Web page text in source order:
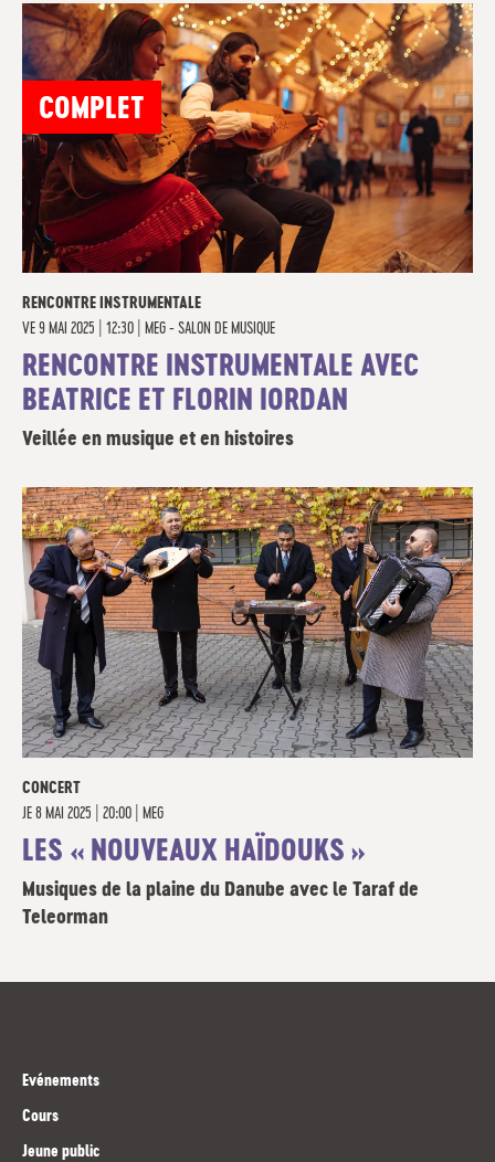
COMPLET
RENCONTRE INSTRUMENTALE
VE 9 MAI 2025 | 12:30 MEG - SALON DE MUSIQUE
RENCONTRE INSTRUMENTALE AVEC
BEATRICE ET FLORIN IORDAN
Veillée en musique et en histoires
CONCERT
JE 8 MAI 2025 | 20:00 MEG
LES « NOUVEAUX HAÏDOUKS »
Musiques de la plaine du Danube avec le Taraf de
Teleorman
Evénements
Cours
Jeune public